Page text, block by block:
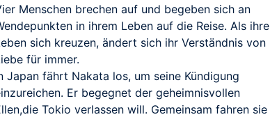
Menschen brechen auf und begeben sich an
in ihrem Leben auf die Reise. Als ihre
sich kreuzen, ändert sich ihr Verständnis von
für immer.
Japan fährt Nakata los, um seine Kündigung
Er begegnet der geheimnisvollen
Tokio verlassen will. Gemeinsam fahren sie